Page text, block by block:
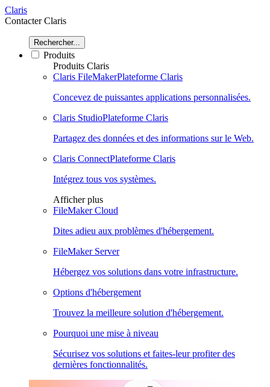
Claris
Contacter Claris
Rechercher...
Produits
Produits Claris
Claris FileMakerPlateforme Claris
Concevez de puissantes applications personnalisées.
Claris StudioPlateforme Claris
Partagez des données et des informations sur le Web.
Claris ConnectPlateforme Claris
Intégrez tous vos systèmes.
Afficher plus
FileMaker Cloud
Dites adieu aux problèmes d'hébergement.
FileMaker Server
Hébergez vos solutions dans votre infrastructure.
Options d'hébergement
Trouvez la meilleure solution d'hébergement.
Pourquoi une mise à niveau
Sécurisez vos solutions et faites-leur profiter des
dernières fonctionnalités.